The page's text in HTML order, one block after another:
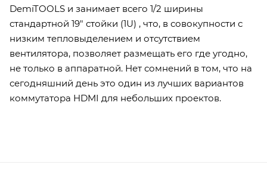
DemiTOOLS и занимает всего 1/2 ширины
стандартной 19" стойки (1U) , что, в совокупности с
низким тепловыделением и отсутствием
вентилятора, позволяет размещать его где угодно,
не только в аппаратной. Нет сомнений в том, что на
сегодняшний день это один из лучших вариантов
коммутатора HDMI для небольших проектов.